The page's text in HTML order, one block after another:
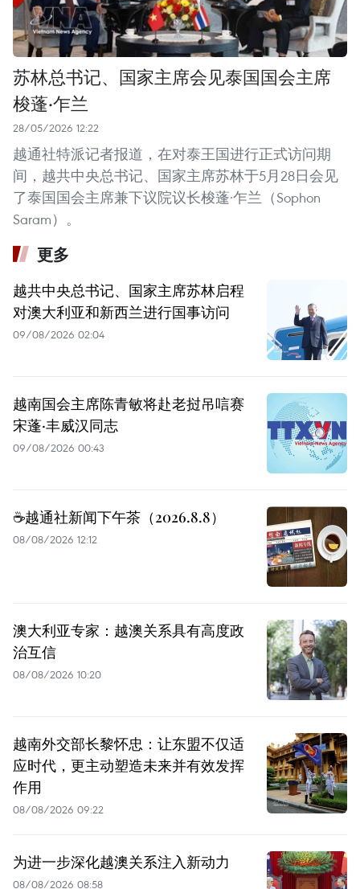
苏林总书记、国家主席会见泰国国会主席
梭蓬·乍兰
28/05/2026 12:22
越通社特派记者报道，在对泰王国进行正式访问期
间，越共中央总书记、国家主席苏林于5月28日会见
了泰国国会主席兼下议院议长梭蓬·乍兰（Sophon
Saram）。
更多
越共中央总书记、国家主席苏林启程
对澳大利亚和新西兰进行国事访问
09/08/2026 02:04
越南国会主席陈青敏将赴老挝吊唁赛
宋蓬·丰威汉同志
09/08/2026 00:43
☕️越通社新闻下午茶（2026.8.8）
08/08/2026 12:12
澳大利亚专家：越澳关系具有高度政
治互信
08/08/2026 10:20
越南外交部长黎怀忠：让东盟不仅适
应时代，更主动塑造未来并有效发挥
作用
08/08/2026 09:22
为进一步深化越澳关系注入新动力
08/08/2026 08:58